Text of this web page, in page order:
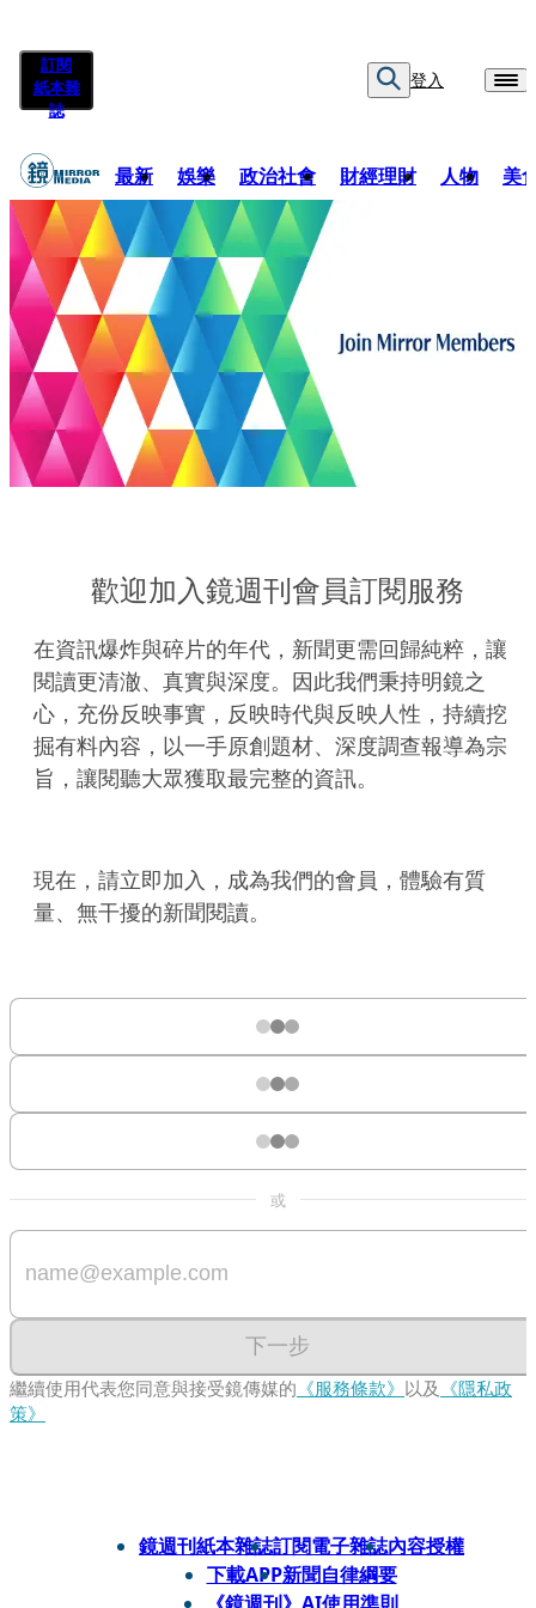
訂閱
紙本雜
誌
登入
最新 娛樂 政治社會 財經理財 人物 美
歡迎加入鏡週刊會員訂閱服務
在資訊爆炸與碎片的年代，新聞更需回歸純粹，讓
閱讀更清澈、真實與深度。因此我們秉持明鏡之
心，充份反映事實，反映時代與反映人性，持續挖
掘有料內容，以一手原創題材、深度調查報導為宗
旨，讓閱聽大眾獲取最完整的資訊。
現在，請立即加入，成為我們的會員，體驗有質
量、無干擾的新聞閱讀。
或
下一步
繼續使用代表您同意與接受鏡傳媒的 《服務條款》 以及 《隱私政
策》
鏡週刊紙本雜誌訂閱電子雜誌內容授權
下載APP新聞自律綱要